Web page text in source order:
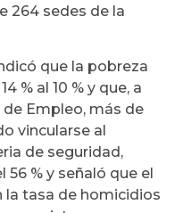
264 sedes de la
que la pobreza
% al 10 % y que, a
Empleo, más de
vincularse al
de seguridad,
% y señaló que el
tasa de homicidios